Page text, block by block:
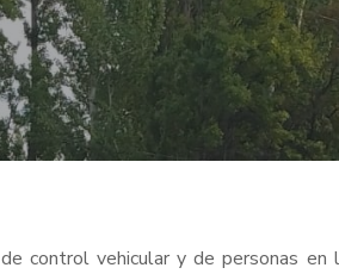
control vehicular y de personas